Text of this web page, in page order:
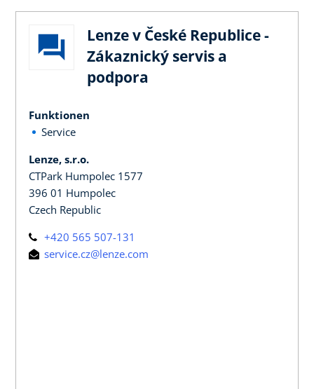
Lenze v České Republice -
Zákaznický servis a
podpora
Funktionen
Service
Lenze, s.r.o.
CTPark Humpolec 1577
396 01 Humpolec
Czech Republic
+420 565 507-131
service.cz@lenze.com